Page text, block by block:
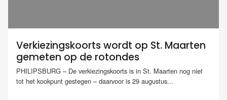
Verkiezingskoorts wordt op St. Maarten
gemeten op de rotondes
PHILIPSBURG – De verkiezingskoorts is in St. Maarten nog niet
tot het kookpunt gestegen – daarvoor is 29 augustus...